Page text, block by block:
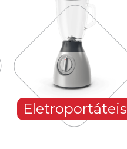
Eletroportáteis